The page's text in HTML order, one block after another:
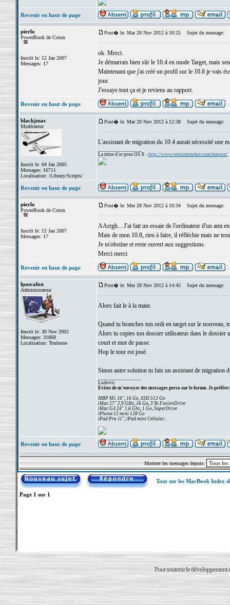
Revenir en haut de page
pierlo
PowerBook de Coton
Inscrit le: 12 Jan 2007
Messages: 17
Post� le: Mar 20 Nov 2012 à 10:25 Sujet du message:
ok. Merci.
Je démarrais bien sûr le 10.4 en mode Target, mais
Maintenant que j'ai créé un profil sur le 10.8 je vais
jour.
J'essaye tout ça et je reviens au rapport.
Revenir en haut de page
blackjmac
Modérateur
Inscrit le: 04 Jan 2005
Messages: 16711
Localisation: /Library/Scripts/
Post� le: Mar 20 Nov 2012 à 12:38 Sujet du message:
L'assistant de migration du 10.4 aurait nécessité une
La mine d'or pour OS X - http://www.versiontracker.com/macosx/
Revenir en haut de page
pierlo
PowerBook de Coton
Inscrit le: 12 Jan 2007
Messages: 17
Post� le: Mer 28 Nov 2012 à 10:34 Sujet du message:
AArrgh... J'ai fait un essaie de l'ordinateur d'un ami
Mais de mon 10.8, rien à faire, il réfléchie mais ne
Je m'obstine et reste ouvert aux suggestions.
Merci merci
Revenir en haut de page
lpascalon
Administrateur
Inscrit le: 30 Nov 2002
Messages: 31868
Localisation: Toulouse
Post� le: Mer 28 Nov 2012 à 14:45 Sujet du message:
Alors fait le à la main.
Quand tu branches ton ordi en target sur le nouveau,
Alors tu copies ton dossier utilisateur dans le dossier
court et mot de passe.
Hop le tour est joué.
Sinon autre solution tu fais un assistant de migration
Ludovic
Evitez de m'envoyer des messages perso sur le forum. Je préfère
MBP M1 16", 16 Go, SSD 512 Go
iMac 27" 2,9 GHz, 16 Go, 3 To FusionDrive
iMac G4 24" 1,6 Ghz, 1 Go, SuperDrive
iPhone 12 mini 128 Go
iPad Pro 11", iPad mini Cellular...
Revenir en haut de page
Montrer les messages depuis:
Tout sur les MacBook Index
Page 1 sur 1
Pour soutenir le développement